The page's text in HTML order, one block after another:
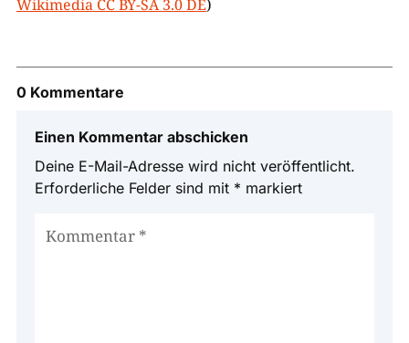
Wikimedia CC BY-SA 3.0 DE)
0 Kommentare
Einen Kommentar abschicken
Deine E-Mail-Adresse wird nicht veröffentlicht.
Erforderliche Felder sind mit * markiert